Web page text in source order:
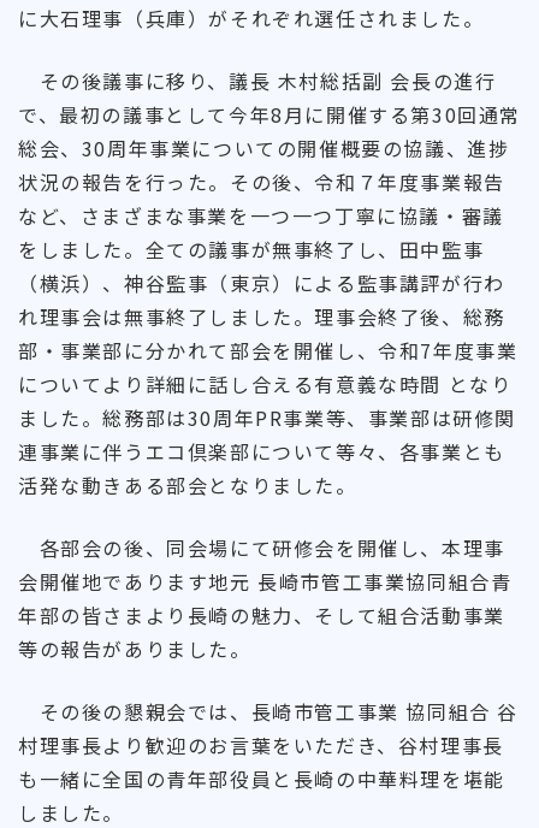
に大石理事（兵庫）がそれぞれ選任されました。
その後議事に移り、議長 木村総括副 会長の進行
で、最初の議事として今年8月に開催する第30回通常
総会、30周年事業についての開催概要の協議、進捗
状況の報告を行った。その後、令和７年度事業報告
など、さまざまな事業を一つ一つ丁寧に協議・審議
をしました。全ての議事が無事終了し、田中監事
（横浜）、神谷監事（東京）による監事講評が行わ
れ理事会は無事終了しました。理事会終了後、総務
部・事業部に分かれて部会を開催し、令和7年度事業
についてより詳細に話し合える有意義な時間 となり
ました。総務部は30周年PR事業等、事業部は研修関
連事業に伴うエコ倶楽部について等々、各事業とも
活発な動きある部会となりました。
各部会の後、同会場にて研修会を開催し、本理事
会開催地であります地元 長崎市管工事業協同組合青
年部の皆さまより長崎の魅力、そして組合活動事業
等の報告がありました。
その後の懇親会では、長崎市管工事業 協同組合 谷
村理事長より歓迎のお言葉をいただき、谷村理事長
も一緒に全国の青年部役員と長崎の中華料理を堪能
しました。